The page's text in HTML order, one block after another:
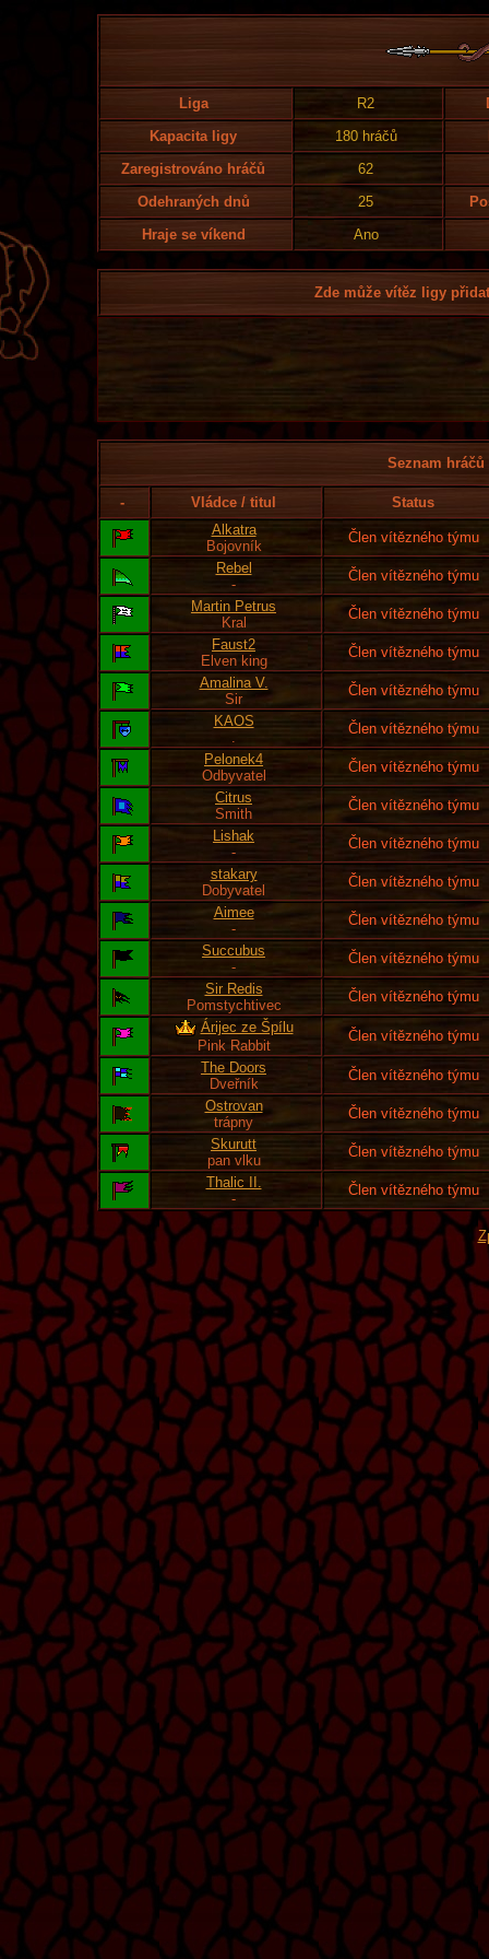
Liga R2
Kapacita ligy
180 hráčů
Zaregistrováno hráčů
62
Odehraných dnů
25
Hraje se víkend
Ano
Zde může vítěz ligy
Seznam
- Vládce / titul
Status
Alkatra
Bojovník
Člen vítězného týmu
Rebel
-
Člen vítězného týmu
Martin Petrus
Kral
Člen vítězného týmu
Faust2
Elven king
Člen vítězného týmu
Amalina V.
Sir
Člen vítězného týmu
KAOS
.
Člen vítězného týmu
Pelonek4
Odbyvatel
Člen vítězného týmu
Citrus
Smith
Člen vítězného týmu
Lishak
-
Člen vítězného týmu
stakary
Dobyvatel
Člen vítězného týmu
Aimee
-
Člen vítězného týmu
Succubus
-
Člen vítězného týmu
Sir Redis
Pomstychtivec
Člen vítězného týmu
Árijec ze Špílu
Pink Rabbit
Člen vítězného týmu
The Doors
Dveřník
Člen vítězného týmu
Ostrovan
trápny
Člen vítězného týmu
Skurutt
pan vlku
Člen vítězného týmu
Thalic II.
-
Člen vítězného týmu